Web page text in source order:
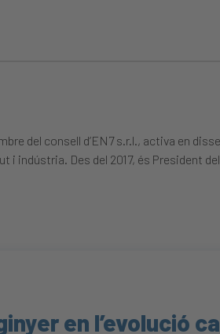
del consell d’EN7 s.r.l., activa en
Des del 2017, és President del
en l’evolució